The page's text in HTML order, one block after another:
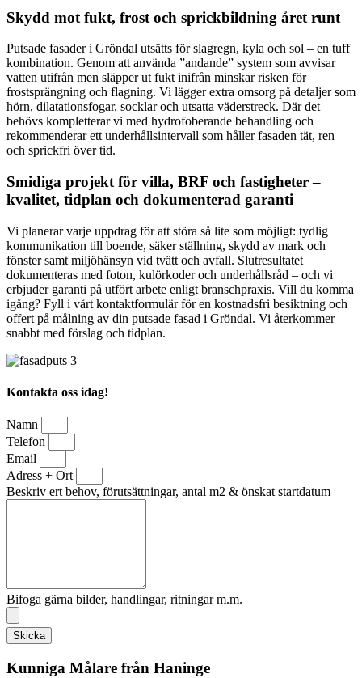
Skydd mot fukt, frost och sprickbildning året runt
Putsade fasader i Gröndal utsätts för slagregn, kyla och sol – en tuff
kombination. Genom att använda ”andande” system som avvisar
vatten utifrån men släpper ut fukt inifrån minskar risken för
frostsprängning och flagning. Vi lägger extra omsorg på detaljer som
hörn, dilatationsfogar, socklar och utsatta väderstreck. Där det
behövs kompletterar vi med hydrofoberande behandling och
rekommenderar ett underhållsintervall som håller fasaden tät, ren
och sprickfri över tid.
Smidiga projekt för villa, BRF och fastigheter –
kvalitet, tidplan och dokumenterad garanti
Vi planerar varje uppdrag för att störa så lite som möjligt: tydlig
kommunikation till boende, säker ställning, skydd av mark och
fönster samt miljöhänsyn vid tvätt och avfall. Slutresultatet
dokumenteras med foton, kulörkoder och underhållsråd – och vi
erbjuder garanti på utfört arbete enligt branschpraxis. Vill du komma
igång? Fyll i vårt kontaktformulär för en kostnadsfri besiktning och
offert på målning av din putsade fasad i Gröndal. Vi återkommer
snabbt med förslag och tidplan.
Kontakta oss idag!
Namn
Telefon
Email
Adress + Ort
Beskriv ert behov, förutsättningar, antal m2 & önskat startdatum
Bifoga gärna bilder, handlingar, ritningar m.m.
Skicka
Kunniga Målare från Haninge